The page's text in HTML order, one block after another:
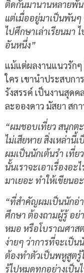
ติดกันมานานหลายพั
แต่เมื่ออยู่มาเป็นพันๆ
ไปศึกษาเล่าเรียนมา
อันหนึ่ง”
แม้แต่ผลงานแนวรักๆ
ใคร เขานำประสบก
รังสรรค์ เป็นงานสุด
ละอองดาว มัสยา สก
“ผมชอบเที่ยว สนุกต
ไม่เสียหาย สิ่งเหล่านี้
ผมเป็นนักเต้นรำ เที่
นั้นเราจะเอาเรื่องอ
มาเยอะ ทำให้เขียนอ
“ที่สำคัญผมเป็นนักอ่า
ศึกษา ต้องถามผู้รู้ อ
หมอ หรือโบราณศาส
ง่ายๆ ว่าการที่จะเป็
ต้องทำตัวเป็นพหูสูตรู้
รู้ไปหมดทุกอย่างเป็น